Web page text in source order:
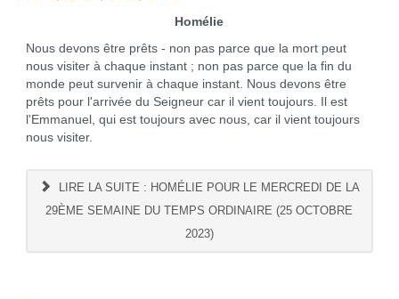
Homélie
Nous devons être prêts - non pas parce que la mort peut
nous visiter à chaque instant ; non pas parce que la fin du
monde peut survenir à chaque instant. Nous devons être
prêts pour l'arrivée du Seigneur car il vient toujours. Il est
l'Emmanuel, qui est toujours avec nous, car il vient toujours
nous visiter.
LIRE LA SUITE : HOMÉLIE POUR LE MERCREDI DE LA
29ÈME SEMAINE DU TEMPS ORDINAIRE (25 OCTOBRE
2023)